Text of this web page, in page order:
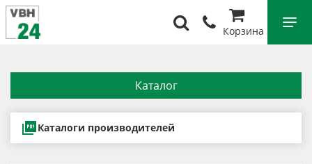
Корзина
Каталог
Каталоги производителей